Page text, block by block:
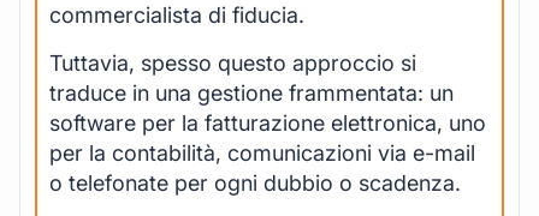
commercialista di fiducia.
Tuttavia, spesso questo approccio si
traduce in una gestione frammentata: un
software per la fatturazione elettronica, uno
per la contabilità, comunicazioni via e-mail
o telefonate per ogni dubbio o scadenza.